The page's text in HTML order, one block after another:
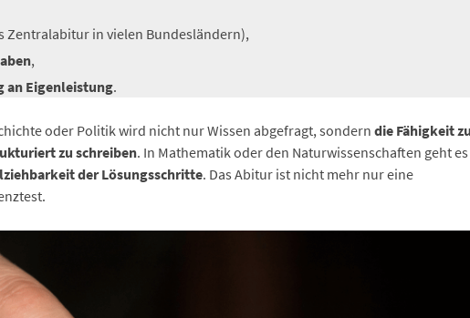
Zentralabitur in vielen Bundesländern),
,
an Eigenleistung.
oder Politik wird nicht nur Wissen abgefragt, sondern die Fähigkeit
zu schreiben. In Mathematik oder den Naturwissenschaften geht es
der Lösungsschritte. Das Abitur ist nicht mehr nur eine